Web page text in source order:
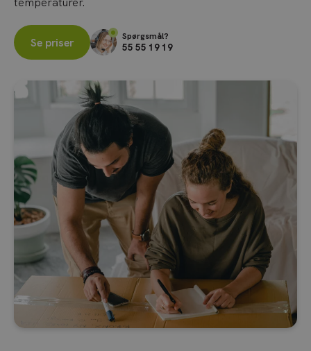
Se priser Spørgsmål?
55 55 19 19